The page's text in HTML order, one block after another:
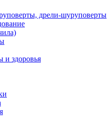
дрели-шуруповерты
и здоровья